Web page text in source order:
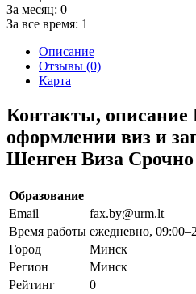
За месяц: 0
За все время: 1
Описание
Отзывы (0)
Карта
Контакты,
оформлении виз и
Шенген Виза Срочно
Образование
Email
fax.by@urm.lt
Время работы ежедневно,
Город
Минск
Регион
Минск
Рейтинг
0